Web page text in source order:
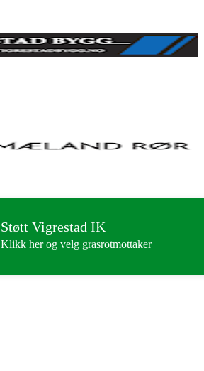
Støtt Vigrestad IK
Klikk her og velg grasrotmottaker